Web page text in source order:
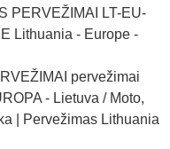
PERVEŽIMAI LT-EU-
Lithuania - Europe -
pervežimai
- Lietuva / Moto,
| Pervežimas Lithuania